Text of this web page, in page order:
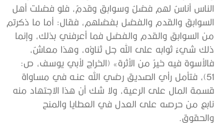
الناس أناسٌ لهم فضلٌ وسوابق وقدمٌ، فلو فضلت أهل
السوابق والقدم والفضل بفضلهم، فقال: أما ما ذكرتم
من السوابق والقدم والفضل فما أعرفني بذلك، وإنما
ذلك شيءٌ ثوابه على الله جل ثناؤه، وهذا معاشٌ،
فالأسوة فيه خيرٌ من الأثرة» (الخراج لأبي يوسف، ص:
51)، فتأمل رأي الصديق رضي الله عنـه في مساواة
قسمة المال على الرعية، ولا شك أن هذا الاجتهاد منه
نابع من حرصه على العدل في العطايا والمنح
والحقوق.